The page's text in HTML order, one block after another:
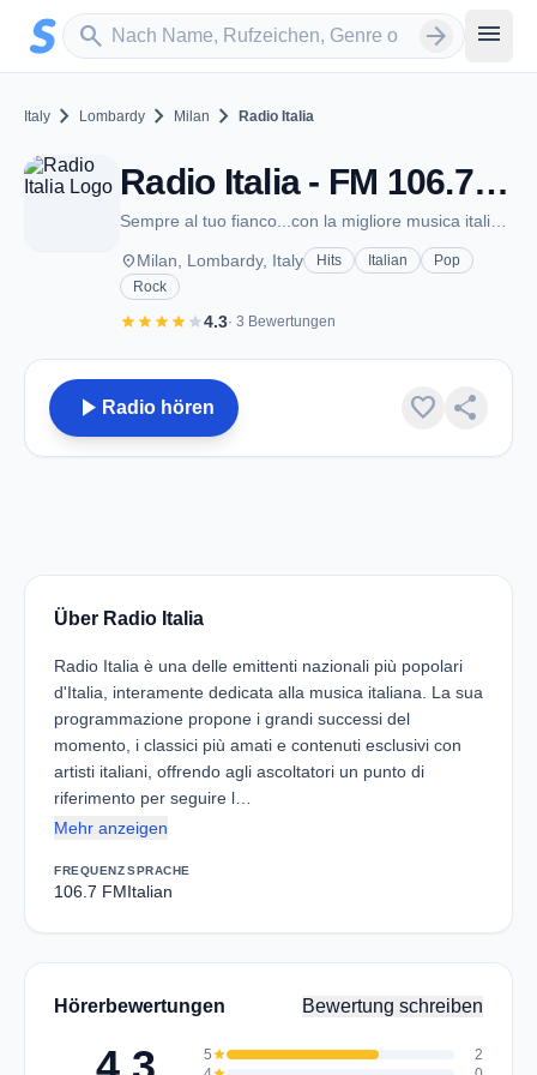
Zum Hauptinhalt springen
search
Sender suchen arrow_forward menu
Italy chevron_right Lombardy chevron_right Milan chevron_right Radio Italia
Radio Italia - FM 106.7 - Milan
placeMilan, Lombardy, Italy Hits Italian
Pop
Rock
starstarstarstarstar4.3· 3 Bewertungen
play_arrow Radio hören favorite share
Über Radio Italia
Radio Italia è una delle emittenti nazionali più popolari
d'Italia, interamente dedicata alla musica italiana. La sua
programmazione propone i grandi successi del
momento, i classici più amati e contenuti esclusivi con
artisti italiani, offrendo agli ascoltatori un punto di
riferimento per seguire l…
Mehr anzeigen
FREQUENZ
106.7 FM
SPRACHE
Italian
Hörerbewertungen Bewertung schreiben
5star
2